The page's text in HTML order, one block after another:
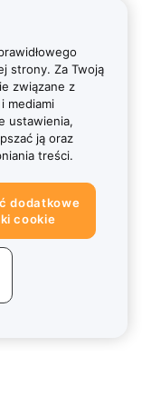
strony. Za Twoją
związane z
mediami
ustawienia,
ją oraz
treści.
dodatkowe
cookie